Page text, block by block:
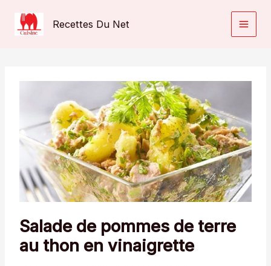
contenu
Recettes Du Net
Salade de pommes de terre
au thon en vinaigrette